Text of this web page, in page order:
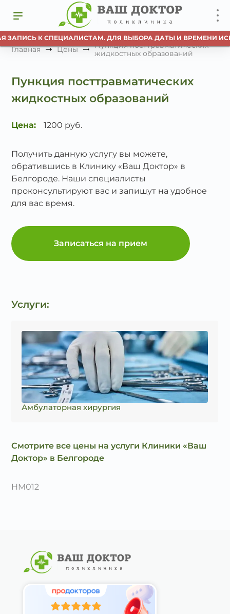
К СПЕЦИАЛИСТАМ. ДЛЯ ВЫБОРА ДАТЫ И ВРЕМЕНИ
Главная Цены
Пункция посттравматических
жидкостных образований
Пункция посттравматических
жидкостных образований
Цена: 1200 руб.
Получить данную услугу вы можете,
обратившись в Клинику «Ваш Доктор» в
Белгороде. Наши специалисты
проконсультируют вас и запишут на удобное
для вас время.
Записаться на прием
Услуги:
Амбулаторная хирургия
Смотрите все цены на услуги Клиники «Ваш
Доктор» в Белгороде
HM012